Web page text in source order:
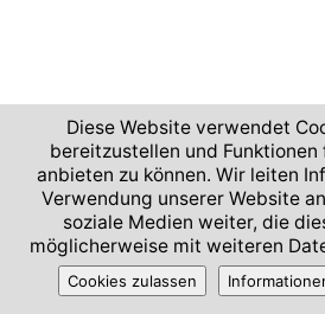
Diese Website verwendet
bereitzustellen und Funktionen
anbieten zu können. Wir leiten
Verwendung unserer Website
soziale Medien weiter, die
möglicherweise mit weiteren
Cookies zulassen